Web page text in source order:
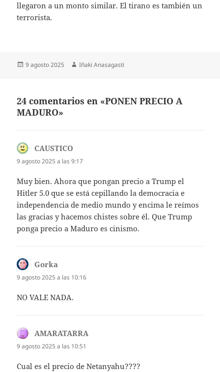
llegaron a un monto similar. El tirano es también un
terrorista.
Publicado
9 agosto 2025 Autor
Iñaki Anasagasti
24 comentarios en «PONEN PRECIO A
MADURO»
CAUSTICO
9 agosto 2025 a las 9:17
Muy bien. Ahora que pongan precio a Trump el
Hitler 5.0 que se está cepillando la democracia e
independencia de medio mundo y encima le reímos
las gracias y hacemos chistes sobre él. Que Trump
ponga precio a Maduro es cinismo.
Gorka
9 agosto 2025 a las 10:16
NO VALE NADA.
AMARATARRA
9 agosto 2025 a las 10:51
Cual es el precio de Netanyahu????